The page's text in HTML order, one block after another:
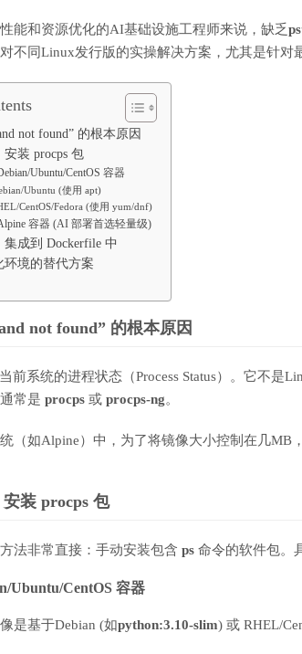
能和资源优化的AI基础设施工程师来说，缺乏ps
不同Linux发行版的实操解决方案，尤其是针对
not found” 的根本原因
装 procps 包
Ubuntu/CentOS 容器
Ubuntu (使用 apt)
CentOS/Fedora (使用 yum/dnf)
容器 (AI 部署首选轻量级)
成到 Dockerfile 中
环境的替代方案
not found” 的根本原因
前系统的进程状态（Process Status）。它不是
常是 procps 或 procps-ng。
（如Alpine）中，为了将镜像大小控制在几MB
安装 procps 包
法非常直接：手动安装包含 ps 命令的软件包。
Ubuntu/CentOS 容器
是基于Debian (如python:3.10-slim) 或 RHEL/